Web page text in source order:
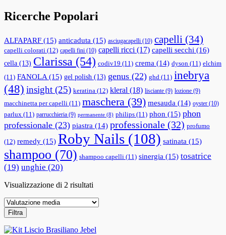
Ricerche Popolari
ALFAPARF (15) anticaduta (15) asciugacapelli (10) capelli (34)
capelli colorati (12) capelli fini (10) capelli ricci (17) capelli secchi (16)
cella (13) Clarissa (54) codiv19 (11) crema (14) dyson (11) elchim
(11) FANOLA(15) gel polish (13) genus (22) ghd (11) inebrya
(48) insight (25) keratina (12) kleral (18) lisciante (9) lozione (9)
macchinetta per capelli (11) maschera (39) mesauda (14) oyster (10)
parlux (11) parrucchieria (9) permanente (8) philips (11) phon (15) phon
professionale (23) piastra (14) professionale (32) profumo
(12) remedy (15) Roby Nails (108) satinata (15)
shampoo (70) shampoo capelli (11) sinergia (15) tosatrice
(19) unghie (20)
Visualizzazione di 2 risultati
Filtra